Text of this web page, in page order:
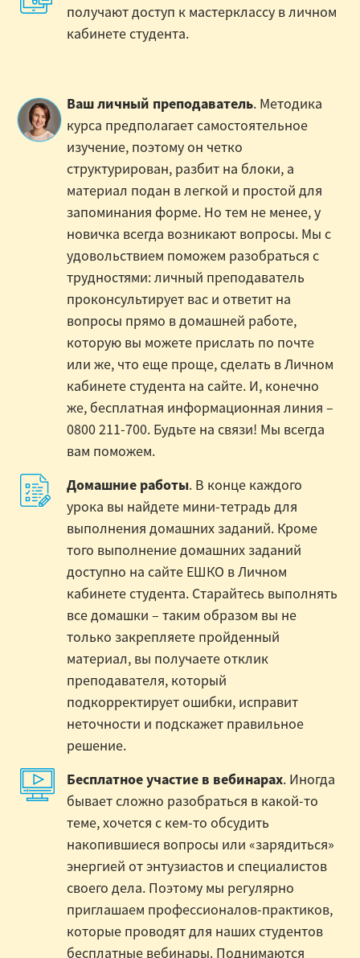
получают доступ к мастерклассу в личном
кабинете студента.
Ваш личный преподаватель. Методика
курса предполагает самостоятельное
изучение, поэтому он четко
структурирован, разбит на блоки, а
материал подан в легкой и простой для
запоминания форме. Но тем не менее, у
новичка всегда возникают вопросы. Мы с
удовольствием поможем разобраться с
трудностями: личный преподаватель
проконсультирует вас и ответит на
вопросы прямо в домашней работе,
которую вы можете прислать по почте
или же, что еще проще, сделать в Личном
кабинете студента на сайте. И, конечно
же, бесплатная информационная линия –
0800 211-700. Будьте на связи! Мы всегда
вам поможем.
Домашние работы. В конце каждого
урока вы найдете мини-тетрадь для
выполнения домашних заданий. Кроме
того выполнение домашних заданий
доступно на сайте ЕШКО в Личном
кабинете студента. Старайтесь выполнять
все домашки – таким образом вы не
только закрепляете пройденный
материал, вы получаете отклик
преподавателя, который
подкорректирует ошибки, исправит
неточности и подскажет правильное
решение.
Бесплатное участие в вебинарах. Иногда
бывает сложно разобраться в какой-то
теме, хочется с кем-то обсудить
накопившиеся вопросы или «зарядиться»
энергией от энтузиастов и специалистов
своего дела. Поэтому мы регулярно
приглашаем профессионалов-практиков,
которые проводят для наших студентов
бесплатные вебинары. Поднимаются